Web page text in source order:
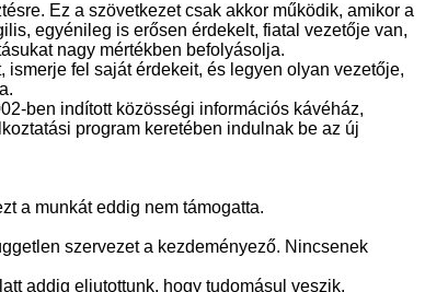
Ez a szövetkezet csak akkor működik, amikor a
egyénileg is erősen érdekelt, fiatal vezetője van,
nagy mértékben befolyásolja.
fel saját érdekeit, és legyen olyan vezetője,
ben indított közösségi információs kávéház,
program keretében indulnak be az új
a munkát eddig nem támogatta.
szervezet a kezdeményező. Nincsenek
addig eljutottunk, hogy tudomásul veszik,